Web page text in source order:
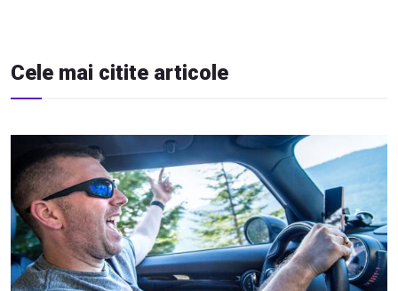
Cele mai citite articole